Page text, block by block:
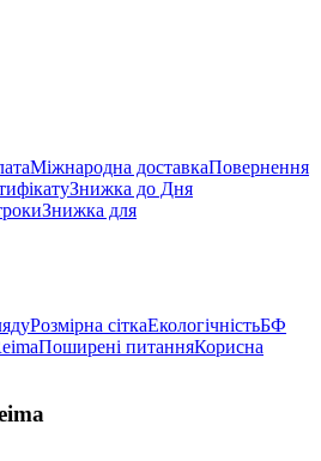
Міжнародна доставкаПовернення
Знижка до Дня
Знижка для
Розмірна сіткаЕкологічністьБФ
Поширені питанняКорисна